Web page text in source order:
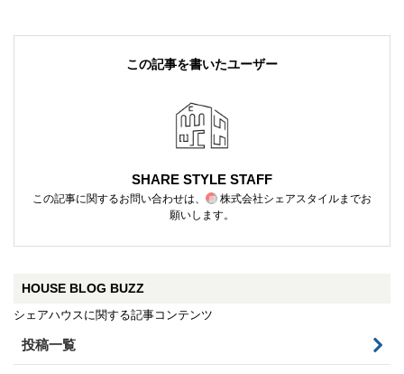
この記事を書いたユーザー
SHARE STYLE STAFF
この記事に関するお問い合わせは、 株式会社シェアスタイルまでお
願いします。
HOUSE BLOG BUZZ
シェアハウスに関する記事コンテンツ
投稿一覧